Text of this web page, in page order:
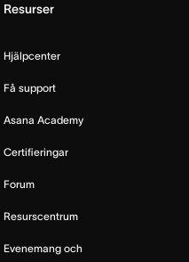
Resurser
Hjälpcenter
Få support
Asana Academy
Certifieringar
Forum
Resurscentrum
Evenemang och